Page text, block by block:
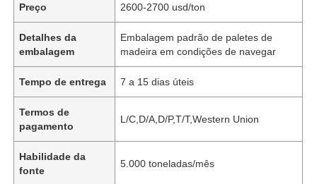
Preço 2600-2700 usd/ton
Detalhes da
embalagem
Embalagem padrão de paletes de
madeira em condições de navegar
Tempo de entrega 7 a 15 dias úteis
Termos de
pagamento
L/C,D/A,D/P,T/T,Western Union
Habilidade da
fonte
5.000 toneladas/mês